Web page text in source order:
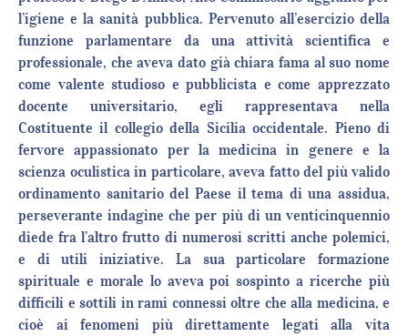
l’igiene e la sanità pubblica. Pervenuto all’esercizio della
funzione parlamentare da una attività scientifica e
professionale, che aveva dato già chiara fama al suo nome
come valente studioso e pubblicista e come apprezzato
docente universitario, egli rappresentava nella
Costituente il collegio della Sicilia occidentale. Pieno di
fervore appassionato per la medicina in genere e la
scienza oculistica in particolare, aveva fatto del più valido
ordinamento sanitario del Paese il tema di una assidua,
perseverante indagine che per più di un venticinquennio
diede fra l’altro frutto di numerosi scritti anche polemici,
e di utili iniziative. La sua particolare formazione
spirituale e morale lo aveva poi sospinto a ricerche più
difficili e sottili in rami connessi oltre che alla medicina, e
cioè ai fenomeni più direttamente legati alla vita